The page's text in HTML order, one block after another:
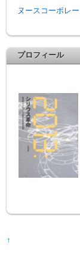
ヌースコーポレ
プロフィール
↑